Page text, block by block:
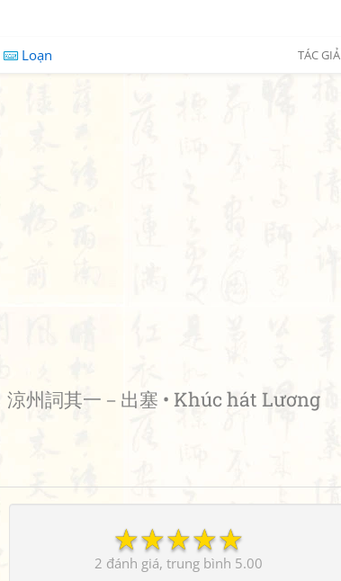
Loạn TÁC GIẢ
涼州詞其一－出塞 • Khúc hát Lương
☆
☆
☆
☆
☆
2 5.00